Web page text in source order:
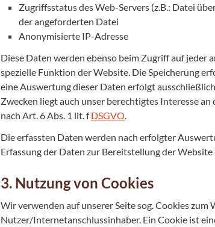
Zugriffsstatus des Web-Servers (z.B.: Datei
der angeforderten Datei
Anonymisierte IP-Adresse
Diese Daten werden ebenso beim Zugriff auf jeder
spezielle Funktion der Website. Die Speicherung
eine Auswertung dieser Daten erfolgt
Zwecken liegt auch unser berechtigtes Interesse
nach Art. 6 Abs. 1 lit. fDSGVO
Die erfassten Daten werden nach erfolgter
Erfassung der Daten zur Bereitstellung der
3. Nutzung von Cookies
Wir verwenden auf unserer Seite sog. Cookies
Nutzer/Internetanschlussinhaber. Ein Cookie ist